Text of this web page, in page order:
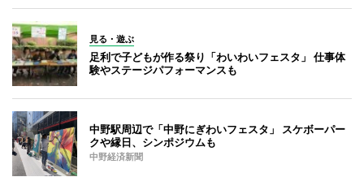
見る・遊ぶ
足利で子どもが作る祭り「わいわいフェスタ」 仕事体
験やステージパフォーマンスも
中野駅周辺で「中野にぎわいフェスタ」 スケボーパー
クや縁日、シンポジウムも
中野経済新聞